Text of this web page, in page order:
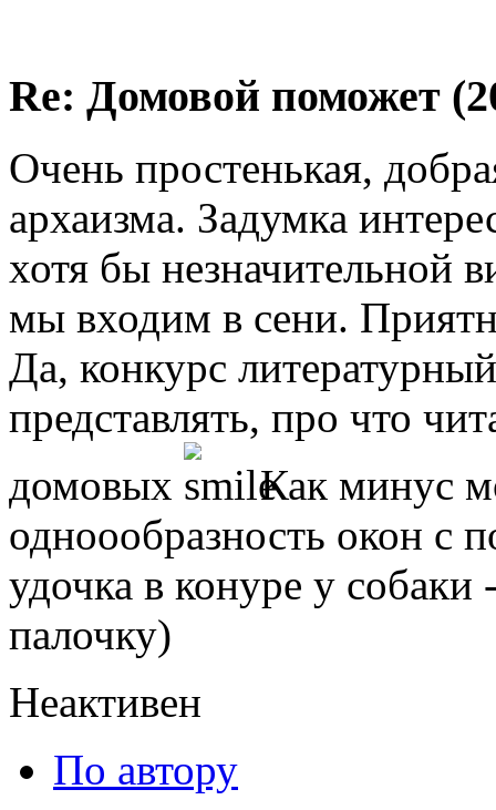
Re: Домовой поможет
Очень простенькая,
архаизма. Задумка
хотя бы незначительной
мы входим в сени.
Да, конкурс
представлять, про что
домовых
Как минус
одноообразность окон с
удочка в конуре у собаки
палочку)
Неактивен
По автору